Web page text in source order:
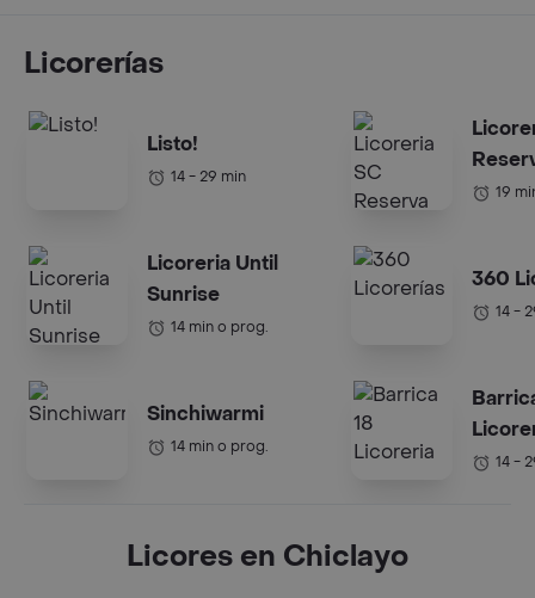
Licorerías
Listo!
14 - 29 min
Licoreria Until
Sunrise
14 min o prog.
Sinchiwarmi
14 min o prog.
19
360
14 -
14 -
Licores en Chiclayo